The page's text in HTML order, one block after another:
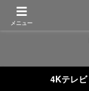
コンテンツへスキップ
4Kテレビ
メニュー